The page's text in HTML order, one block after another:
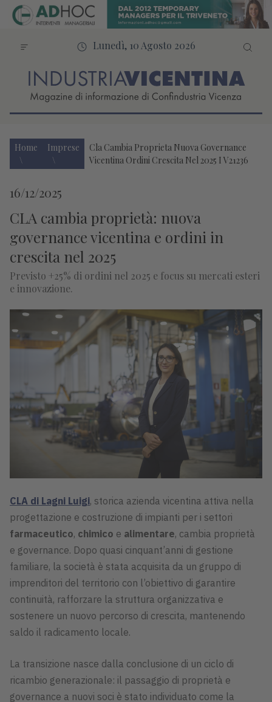
Lunedì, 10 Agosto 2026
Home Imprese
Cla Cambia Proprieta Nuova Governance
Vicentina Ordini Crescita Nel 2025 I V21236
16/12/2025
CLA cambia proprietà: nuova
governance vicentina e ordini in
crescita nel 2025
Previsto +25% di ordini nel 2025 e focus su mercati esteri
e innovazione.
CLA di Lagni Luigi, storica azienda vicentina attiva nella
progettazione e costruzione di impianti per i settori
farmaceutico, chimico e alimentare, cambia proprietà
e governance. Dopo quasi cinquant’anni di gestione
familiare, la società è stata acquisita da un gruppo di
imprenditori del territorio con l’obiettivo di garantire
continuità, rafforzare la struttura organizzativa e
sostenere un nuovo percorso di crescita, mantenendo
saldo il radicamento locale.
La transizione nasce dalla conclusione di un ciclo di
ricambio generazionale: il passaggio di proprietà e
governance a nuovi soci è stato individuato come la